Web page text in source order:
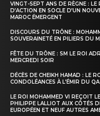
Insight
À propos
VINGT-SEPT ANS DE RÈGNE :
D’ACTION EN SOCLE D’UN
MAROC ÉMERGENT
DISCOURS DU TRÔNE :
SOUVERAINETÉ EN PILIERS DU
FÊTE DU TRÔNE : SM LE ROI
MERCREDI SOIR
DÉCÈS DE CHEIKH HAMAD : LE
CONDOLÉANCES À L’ÉMIR DU
LE ROI MOHAMMED VI REÇOIT
PHILIPPE LALLIOT AUX CÔTÉS
EUROPÉEN ET NEUF AUTRES